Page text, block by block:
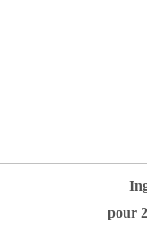
pour